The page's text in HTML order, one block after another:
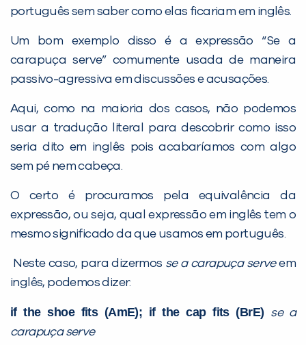
português sem saber como elas ficariam em inglês.
Um bom exemplo disso é a expressão “Se a
carapuça serve” comumente usada de maneira
passivo-agressiva em discussões e acusações.
Aqui, como na maioria dos casos, não podemos
usar a tradução literal para descobrir como isso
seria dito em inglês pois acabaríamos com algo
sem pé nem cabeça.
O certo é procuramos pela equivalência da
expressão, ou seja, qual expressão em inglês tem o
mesmo significado da que usamos em português.
Neste caso, para dizermos se a carapuça serveem
inglês, podemos dizer:
if the shoe fits (AmE); if the cap fits (BrE)
se a
carapuça serve
PEÇA UMA DEMONSTRAÇÃO DE MÉTODO
Desculpe!
Não encontramos nenhuma unidade
inFlux nesta cidade ou bairro que
você digitou.